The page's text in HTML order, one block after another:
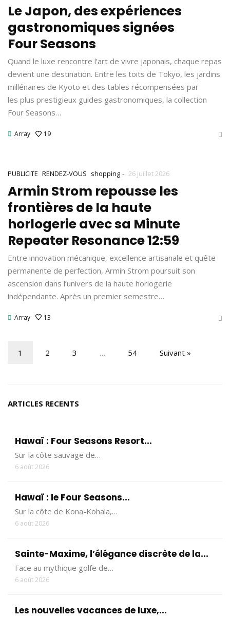
Le Japon, des expériences
gastronomiques signées
Four Seasons
Quand le luxe rencontre l’art de vivre japonais, chaque repas
devient une destination. Entre les toits de Tokyo, les jardins
millénaires de Kyoto et des tables récompensées par
les plus prestigieux guides gastronomiques, la collection
Four Seasons…
Array 19
PUBLICITE RENDEZ-VOUS shopping - 26 juillet 2026
Armin Strom repousse les
frontières de la haute
horlogerie avec sa Minute
Repeater Resonance 12:59
Entre innovation mécanique, excellence artisanale et quête
permanente de perfection, Armin Strom poursuit son
ascension dans l’univers de la haute horlogerie
indépendante. Après un premier semestre…
Array 13
1 2 3 … 54 Suivant »
ARTICLES RECENTS
Hawaï : Four Seasons Resort...
Sur la côte sauvage de…
6 août 2026
Hawaï : le Four Seasons...
Sur la côte de Kona-Kohala,…
6 août 2026
Sainte-Maxime, l’élégance discrète de la...
Face au mythique golfe de…
6 août 2026
Les nouvelles vacances de luxe,...